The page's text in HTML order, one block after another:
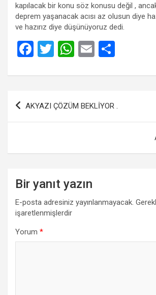
kapılacak bir konu söz konusu değil ,
deprem yaşanacak acısı az olusun diye
ve hazırız diye düşünüyoruz dedi.
F
ce
b
o
T
tt
er
W
at
s
A
E
ail ar
Yazı
gezinmesi
AKYAZI ÇÖZÜM BEKLİYOR .
Bir yanıt yazın
E-posta adresiniz yayınlanmayacak.
işaretlenmişlerdir
Yorum *